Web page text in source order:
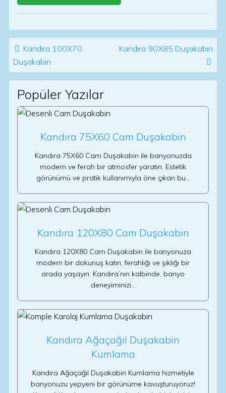
Post navigation
Kandıra 100X70
Duşakabin
Kandıra 90X85 Duşakabin
Popüler Yazılar
Kandıra 75X60 Cam Duşakabin
Kandıra 75X60 Cam Duşakabin ile banyonuzda
modern ve ferah bir atmosfer yaratın. Estetik
görünümü ve pratik kullanımıyla öne çıkan bu…
Kandıra 120X80 Cam Duşakabin
Kandıra 120X80 Cam Duşakabin ile banyonuza
modern bir dokunuş katın, ferahlığı ve şıklığı bir
arada yaşayın. Kandıra’nın kalbinde, banyo
deneyiminizi…
Kandıra Ağaçağıl Duşakabin
Kumlama
Kandıra Ağaçağıl Duşakabin Kumlama hizmetiyle
banyonuzu yepyeni bir görünüme kavuşturuyoruz!